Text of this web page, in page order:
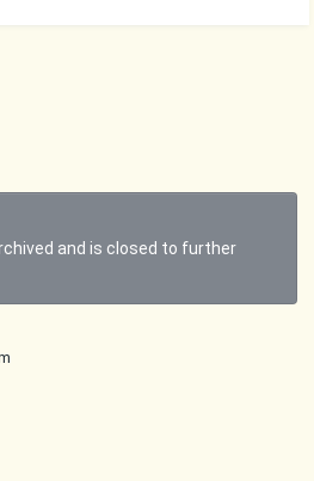
and is closed to further